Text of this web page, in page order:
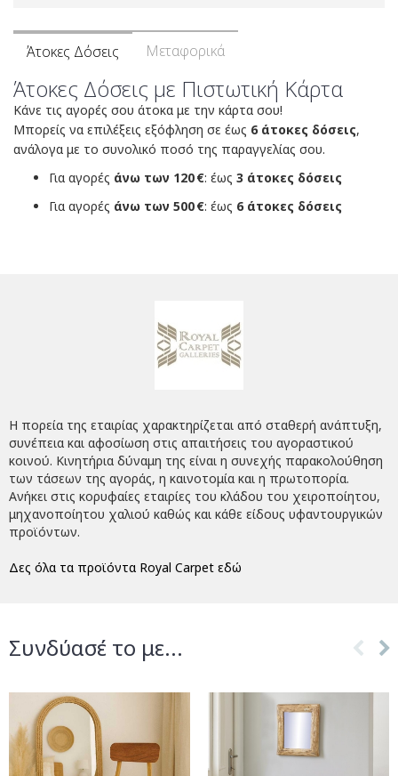
Άτοκες Δόσεις Μεταφορικά
Άτοκες Δόσεις με Πιστωτική Κάρτα
Κάνε τις αγορές σου άτοκα με την κάρτα σου!
Μπορείς να επιλέξεις εξόφληση σε έως 6 άτοκες δόσεις,
ανάλογα με το συνολικό ποσό της παραγγελίας σου.
Για αγορές άνω των 120 €: έως 3 άτοκες δόσεις
Για αγορές άνω των 500 €: έως 6 άτοκες δόσεις
Η πορεία της εταιρίας χαρακτηρίζεται από σταθερή ανάπτυξη,
συνέπεια και αφοσίωση στις απαιτήσεις του αγοραστικού
κοινού. Κινητήρια δύναμη της είναι η συνεχής παρακολούθηση
των τάσεων της αγοράς, η καινοτομία και η πρωτοπορία.
Ανήκει στις κορυφαίες εταιρίες του κλάδου του χειροποίητου,
μηχανοποίητου χαλιού καθώς και κάθε είδους υφαντουργικών
προϊόντων.
Δες όλα τα προϊόντα Royal Carpet εδώ
Συνδύασέ το με...